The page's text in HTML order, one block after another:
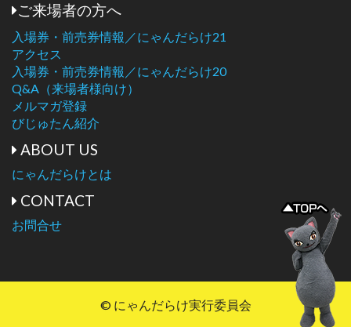
ご来場者の方へ
入場券・前売券情報／にゃんだらけ21
アクセス
入場券・前売券情報／にゃんだらけ20
Q&A（来場者様向け）
メルマガ登録
びじゅたん紹介
ABOUT US
にゃんだらけとは
CONTACT
お問合せ
© にゃんだらけ実行委員会